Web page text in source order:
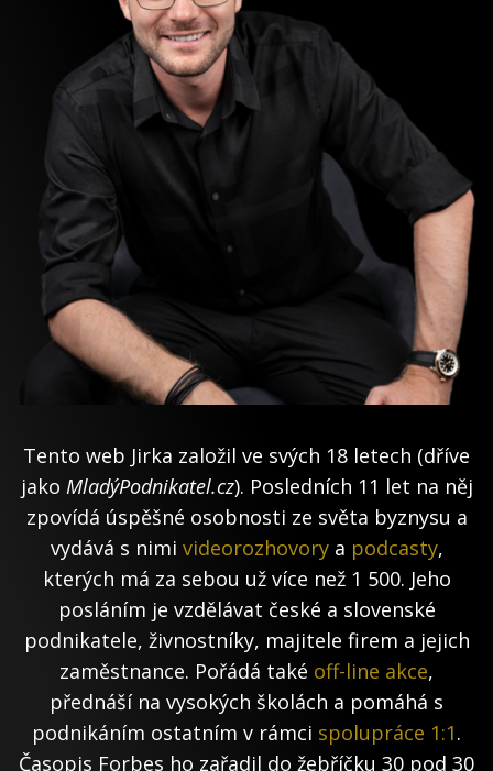
Tento web Jirka založil ve svých 18 letech (dříve
jako MladýPodnikatel.cz). Posledních 11 let na něj
zpovídá úspěšné osobnosti ze světa byznysu a
vydává s nimi videorozhovorya podcasty,
kterých má za sebou už více než 1 500. Jeho
posláním je vzdělávat české a slovenské
podnikatele, živnostníky, majitele firem a jejich
zaměstnance. Pořádá také off-line akce,
přednáší na vysokých školách a pomáhá s
podnikáním ostatním v rámci spolupráce 1:1.
Časopis Forbes ho zařadil do žebříčku 30 pod 30